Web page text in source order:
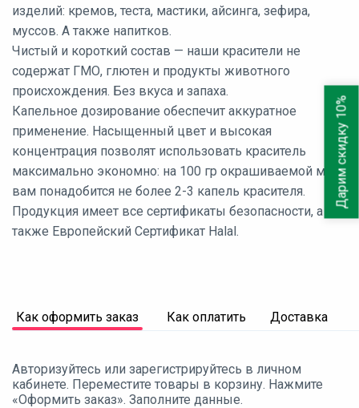
изделий: кремов, теста, мастики, айсинга, зефира,
муссов. А также напитков.
Чистый и короткий состав — наши красители не
содержат ГМО, глютен и продукты животного
происхождения. Без вкуса и запаха.
Капельное дозирование обеспечит аккуратное
применение. Насыщенный цвет и высокая
концентрация позволят использовать краситель
максимально экономно: на 100 гр окрашиваемой массы
вам понадобится не более 2-3 капель красителя.
Продукция имеет все сертификаты безопасности, а
также Европейский Сертификат Halal.
Как оформить заказ Как оплатить Доставка
Авторизуйтесь или зарегистрируйтесь в личном
кабинете. Переместите товары в корзину. Нажмите
«Оформить заказ». Заполните данные.
Дарим скидку 10%